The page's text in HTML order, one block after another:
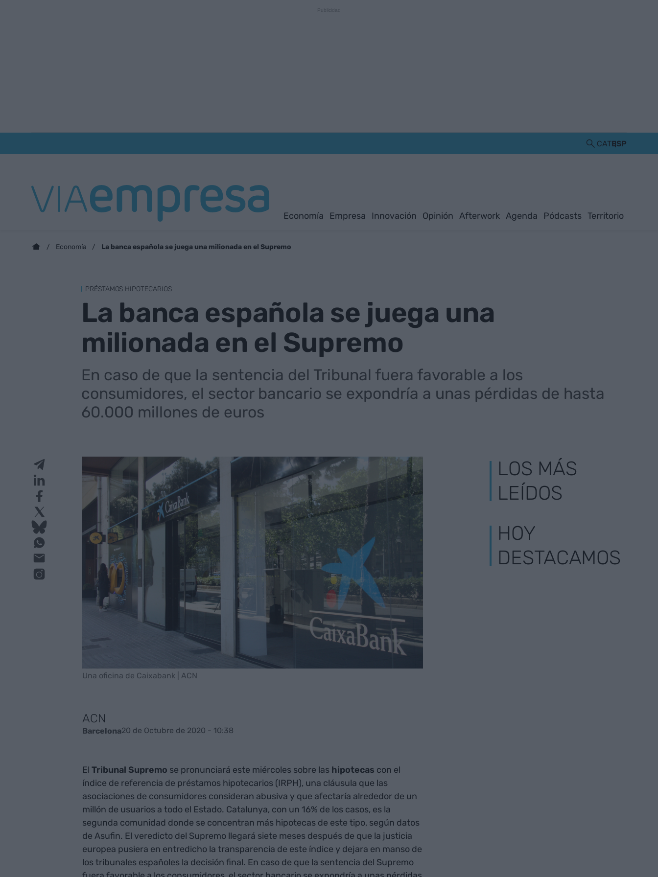
CATESP
Economía Empresa Innovación Opinión Afterwork Agenda Pódcasts Territorio
Economía La banca española se juega una milionada en el Supremo
PRÉSTAMOS HIPOTECARIOS
La banca española se juega una
milionada en el Supremo
En caso de que la sentencia del Tribunal fuera favorable a los
consumidores, el sector bancario se expondría a unas pérdidas de hasta
60.000 millones de euros
Una oficina de Caixabank | ACN
ACN
Barcelona20 de Octubre de 2020 - 10:38
El Tribunal Supremo se pronunciará este miércoles sobre las hipotecas con el
índice de referencia de préstamos hipotecarios (IRPH), una cláusula que las
asociaciones de consumidores consideran abusiva y que afectaría alrededor de un
millón de usuarios a todo el Estado. Catalunya, con un 16% de los casos, es la
segunda comunidad donde se concentran más hipotecas de este tipo, según datos
de Asufin. El veredicto del Supremo llegará siete meses después de que la justicia
europea pusiera en entredicho la transparencia de este índice y dejara en manso de
los tribunales españoles la decisión final. En caso de que la sentencia del Supremo
LOS MÁS
LEÍDOS
HOY
DESTACAMOS